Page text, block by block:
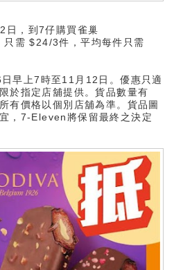
日，到7仔購買雀巢
需 $24/3件，平均每件只需
早上7時至11月12日。優惠只適
於指定店舖提供。貨品數量有
有價格以個別店舖為準。貨品圖
，7-Eleven將保留最終之決定